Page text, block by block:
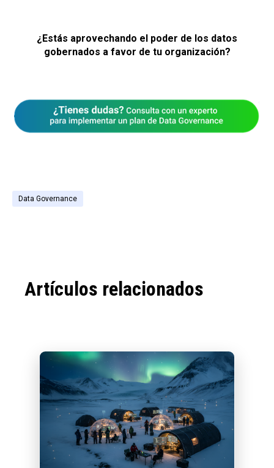
¿Estás aprovechando el poder de los datos
gobernados a favor de tu organización?
Data Governance
Artículos relacionados